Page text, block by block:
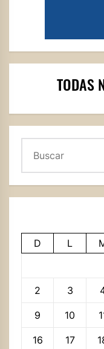
TODAS
D L
2 3
9 10
16 17